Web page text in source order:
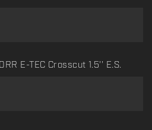
E-TEC Crosscut 1.5'' E.S.